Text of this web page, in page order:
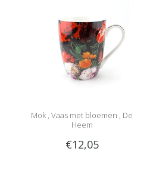
Mok , Vaas met bloemen , De
Heem
€12,05